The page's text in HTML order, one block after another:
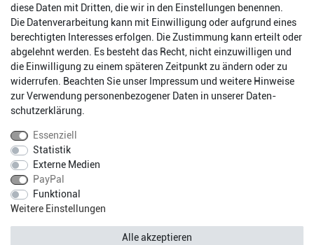
Impressum Daten­schutz­erklärung AGB
Barrierefreiheitserklärung
* Alle Preise inkl. gesetzlichen Mehrwertsteuer zzgl.
Versandkostenfreie Lieferung innerhalb Deutschlands.
diese Daten mit Dritten, die wir in den Einstellungen benennen.
Die Datenverarbeitung kann mit Einwilligung oder aufgrund eines
berechtigten Interesses erfolgen. Die Zustimmung kann erteilt oder
abgelehnt werden. Es besteht das Recht, nicht einzuwilligen und
die Einwilligung zu einem späteren Zeitpunkt zu ändern oder zu
widerrufen. Beachten Sie unser Impressum und weitere Hinweise
zur Verwendung personenbezogener Daten in unserer Daten­
schutz­erklärung
Essenziell
Statistik
Externe Medien
PayPal
Funktional
Weitere Einstellungen
Alle akzeptieren
Fragen?